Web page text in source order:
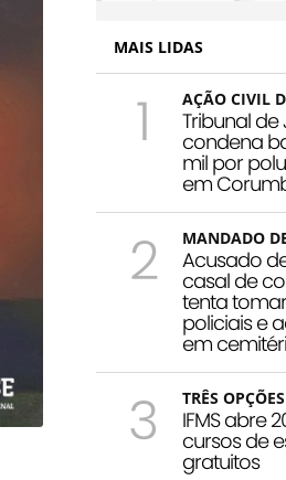
MAIS LIDAS
1 AÇÃO CIVIL
Tribunal de
condena
mil por
em
2 MANDADO
Acusado
casal de
tenta
policiais e
em
3 TRÊS OPÇÕES
IFMS abre
cursos de
gratuitos